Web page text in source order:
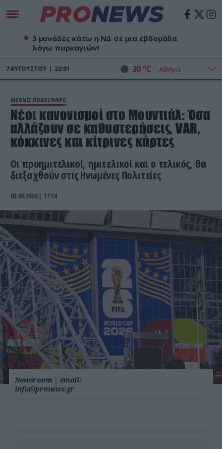
3 μονάδες κάτω η ΝΔ σε μια εβδομάδα
λόγω πυρκαγιών!
7ΑΥΓΟΎΣΤΟΥ 22:01 30 oC
ΔΙΕΘΝΕΣ ΠΟΔΟΣΦΑΙΡΟ
Νέοι κανονισμοί στο Μουντιάλ: Όσα
αλλάζουν σε καθυστερήσεις, VAR,
κόκκινες και κίτρινες κάρτες
Οι προημιτελικοί, ημιτελικοί και ο τελικός, θα
διεξαχθούν στις Ηνωμένες Πολιτείες
06.06.2026 | 17:14
Newsroom | email:
info@pronews.gr